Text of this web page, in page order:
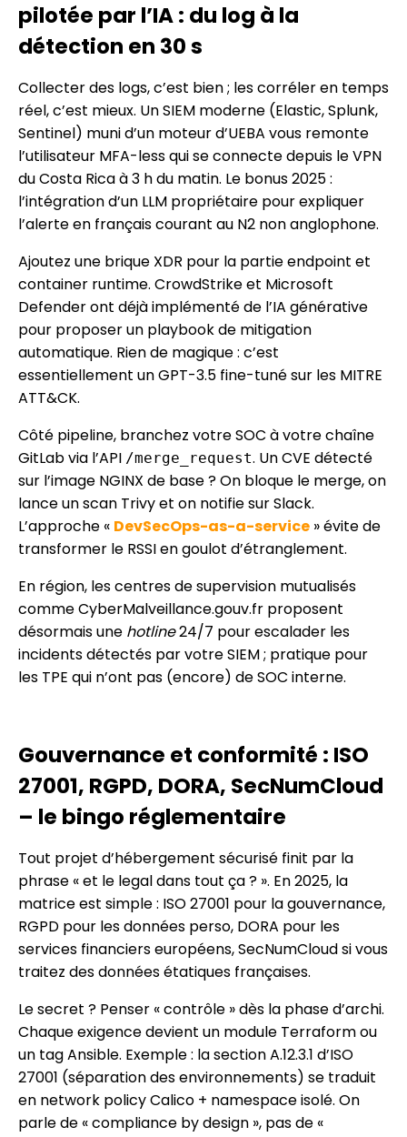
pilotée par l’IA : du log à la
détection en 30 s
Collecter des logs, c’est bien ; les corréler en temps
réel, c’est mieux. Un SIEM moderne (Elastic, Splunk,
Sentinel) muni d’un moteur d’UEBA vous remonte
l’utilisateur MFA-less qui se connecte depuis le VPN
du Costa Rica à 3 h du matin. Le bonus 2025 :
l’intégration d’un LLM propriétaire pour expliquer
l’alerte en français courant au N2 non anglophone.
Ajoutez une brique XDR pour la partie endpoint et
container runtime. CrowdStrike et Microsoft
Defender ont déjà implémenté de l’IA générative
pour proposer un playbook de mitigation
automatique. Rien de magique : c’est
essentiellement un GPT-3.5 fine-tuné sur les MITRE
ATT&CK.
Côté pipeline, branchez votre SOC à votre chaîne
GitLab via l’API /merge_request. Un CVE détecté
sur l’image NGINX de base ? On bloque le merge, on
lance un scan Trivy et on notifie sur Slack.
L’approche « DevSecOps-as-a-service » évite de
transformer le RSSI en goulot d’étranglement.
En région, les centres de supervision mutualisés
comme CyberMalveillance.gouv.fr proposent
désormais une hotline24/7 pour escalader les
incidents détectés par votre SIEM ; pratique pour
les TPE qui n’ont pas (encore) de SOC interne.
Gouvernance et conformité : ISO
27001, RGPD, DORA, SecNumCloud
– le bingo réglementaire
Tout projet d’hébergement sécurisé finit par la
phrase « et le legal dans tout ça ? ». En 2025, la
matrice est simple : ISO 27001 pour la gouvernance,
RGPD pour les données perso, DORA pour les
services financiers européens, SecNumCloud si vous
traitez des données étatiques françaises.
Le secret ? Penser « contrôle » dès la phase d’archi.
Chaque exigence devient un module Terraform ou
un tag Ansible. Exemple : la section A.12.3.1 d’ISO
27001 (séparation des environnements) se traduit
en network policy Calico + namespace isolé. On
parle de « compliance by design », pas de «